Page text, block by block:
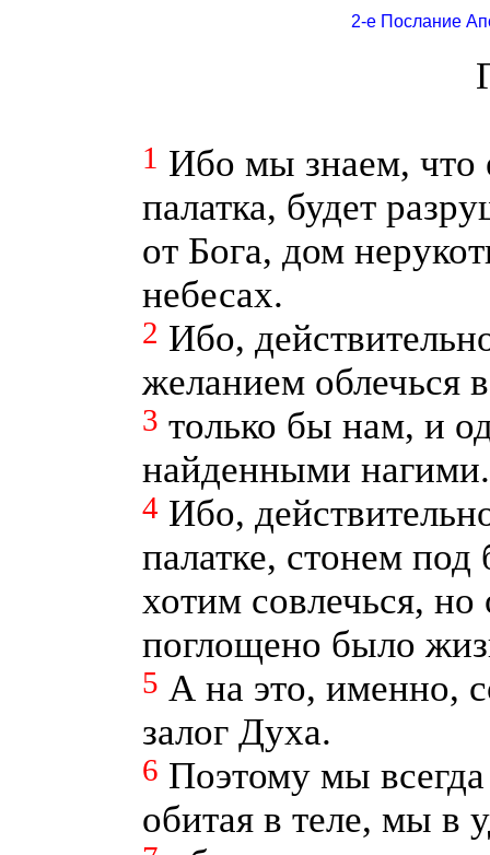
2-е Послание
1 Ибо мы знаем, что
палатка, будет
от Бога, дом
небесах.
2 Ибо,
желанием облечься
3 только бы нам, и
найденными нагими.
4 Ибо,
палатке, стонем
хотим совлечься,
поглощено было
5 А на это, именно,
залог Духа.
6 Поэтому мы
обитая в теле, мы в